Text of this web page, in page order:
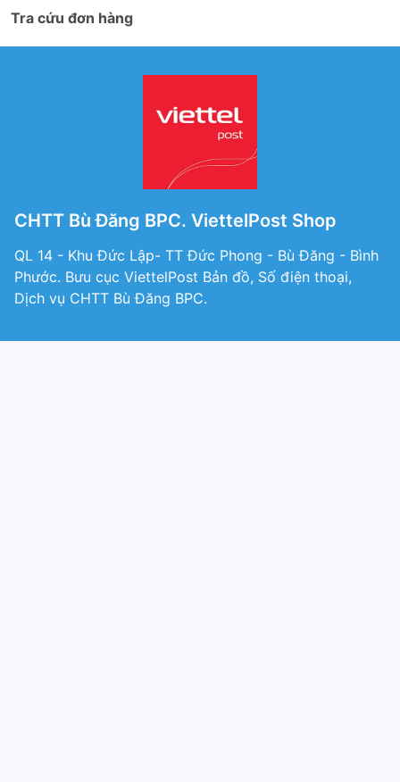
Tra cứu đơn hàng
CHTT Bù Đăng BPC. ViettelPost Shop
QL 14 - Khu Đức Lập- TT Đức Phong - Bù Đăng - Bình
Phước. Bưu cục ViettelPost Bản đồ, Số điện thoại,
Dịch vụ CHTT Bù Đăng BPC.